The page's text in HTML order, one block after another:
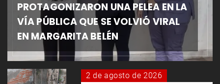
PROTAGONIZARON UNA PELEA EN LA
VÍA PÚBLICA QUE SE VOLVIÓ VIRAL
EN MARGARITA BELÉN
2 de agosto de 2026